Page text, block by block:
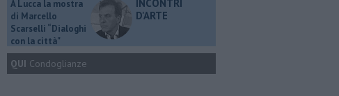
A Lucca la mostra
di Marcello
Scarselli “Dialoghi
con la città"
INCONTRI
D'ARTE
QUI Condoglianze